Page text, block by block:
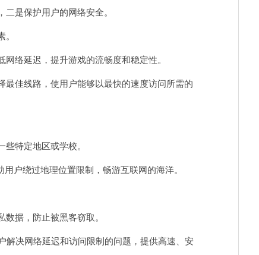
是保护用户的网络安全。
络延迟，提升游戏的流畅度和稳定性。
佳线路，使用户能够以最快的速度访问所需的
特定地区或学校。
绕过地理位置限制，畅游互联网的海洋。
据，防止被黑客窃取。
决网络延迟和访问限制的问题，提供高速、安